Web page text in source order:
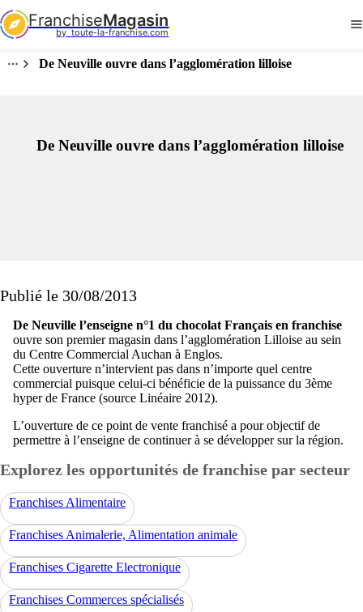
FranchiseMagasin
by  toute-la-franchise.com
De Neuville ouvre dans l’agglomération lilloise
De Neuville ouvre dans l’agglomération lilloise
Publié le 30/08/2013
De Neuville l’enseigne n°1 du chocolat Français en franchise
ouvre son premier magasin dans l’agglomération Lilloise au sein
du Centre Commercial Auchan à Englos.
Cette ouverture n’intervient pas dans n’importe quel centre
commercial puisque celui-ci bénéficie de la puissance du 3ème
hyper de France (source Linéaire 2012).
L’ouverture de ce point de vente franchisé a pour objectif de
permettre à l’enseigne de continuer à se développer sur la région.
Explorez les opportunités de franchise par secteur
Franchises Alimentaire
Franchises Animalerie, Alimentation animale
Franchises Cigarette Electronique
Franchises Commerces spécialisés